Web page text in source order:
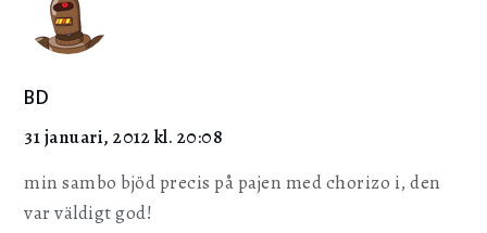
BD
31 januari, 2012 kl. 20:08
min sambo bjöd precis på pajen med chorizo i, den
var väldigt god!